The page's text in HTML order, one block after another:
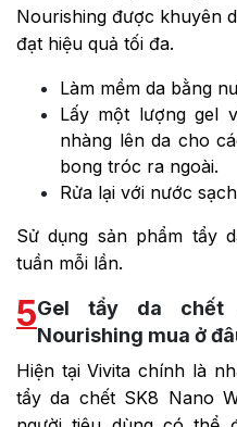
Nourishing được khuyên
đạt hiệu quả tối đa.
Làm mềm da bằng
Lấy một lượng gel
nhàng lên da cho
bong tróc ra ngoài.
Rửa lại với nước
Sử dụng sản phẩm tẩy
tuần mỗi lần.
5Gel tẩy da chết
Nourishing mua ở
Hiện tại Vivita chính là
tẩy da chết SK8 Nano